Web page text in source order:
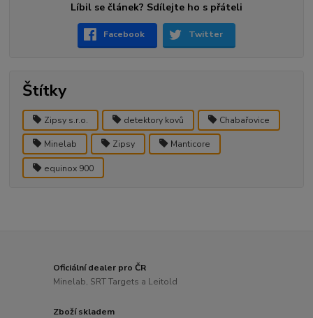
Líbil se článek? Sdílejte ho s přáteli
Facebook Twitter
Štítky
Zipsy s.r.o. detektory kovů Chabařovice
Minelab Zipsy Manticore
equinox 900
Oficiální dealer pro ČR
Minelab, SRT Targets a Leitold
Zboží skladem